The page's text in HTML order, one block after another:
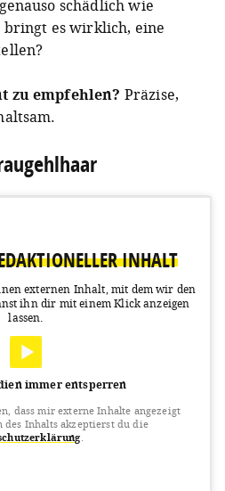
schädlich wie
bringt es wirklich, eine
zu empfehlen? Präzise,
INHALT
externen Inhalt, mit dem wir den
ihn dir mit einem Klick anzeigen
lassen.
immer entsperren
dass mir externe Inhalte angezeigt
des Inhalts akzeptierst du die